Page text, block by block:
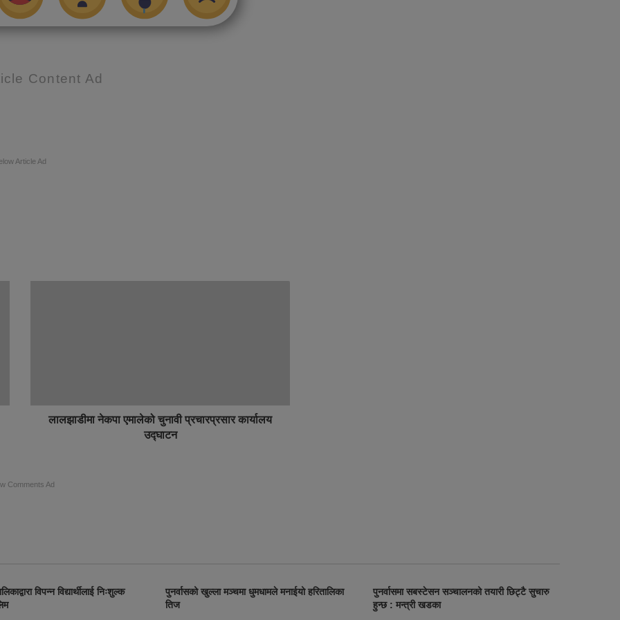
Content Ad
Article Ad
लालझाडीमा नेकपा एमालेको चुनावी प्रचारप्रसार कार्यालय
उद्घाटन
Comments Ad
विपन्न विद्यार्थीलाई निःशुल्क
पुनर्वासको खुल्ला मञ्चमा धुमधामले मनाईयो हरितालिका
तिज
पुनर्वासमा सबस्टेसन सञ्चालनको तयारी छिट्टै सुचारु
हुन्छ : मन्त्री खडका